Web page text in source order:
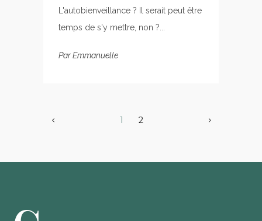
L'autobienveillance ? Il serait peut être
temps de s'y mettre, non ?...
ParEmmanuelle
1 2